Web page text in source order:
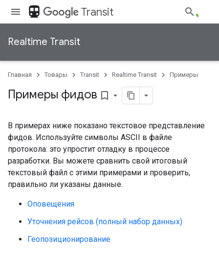
directions_transit Transit
Realtime Transit
Главная Товары Transit Realtime Transit Примеры
Примеры фидов bookmark_border
В примерах ниже показано текстовое представление
фидов. Используйте символы ASCII в файле
протокола: это упростит отладку в процессе
разработки. Вы можете сравнить свой итоговый
текстовый файл с этими примерами и проверить,
правильно ли указаны данные.
Оповещения
Уточнения рейсов (полный набор данных)
Геопозиционирование